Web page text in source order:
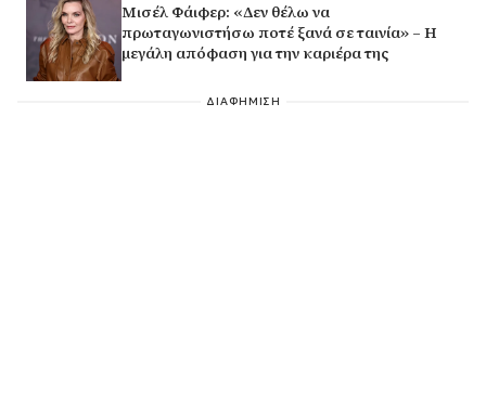
Μισέλ Φάιφερ: «Δεν θέλω να
πρωταγωνιστήσω ποτέ ξανά σε ταινία» – Η
μεγάλη απόφαση για την καριέρα της
ΔΙΑΦΗΜΙΣΗ